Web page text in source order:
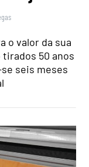
o valor da sua
50 anos
seis meses